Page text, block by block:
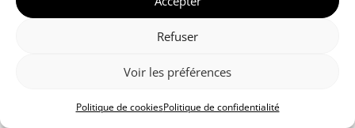
Refuser
Voir les préférences
Politique de cookiesPolitique de confidentialité